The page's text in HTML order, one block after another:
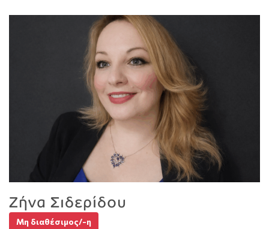
Ζήνα Σιδερίδου
Μη διαθέσιμος/-η